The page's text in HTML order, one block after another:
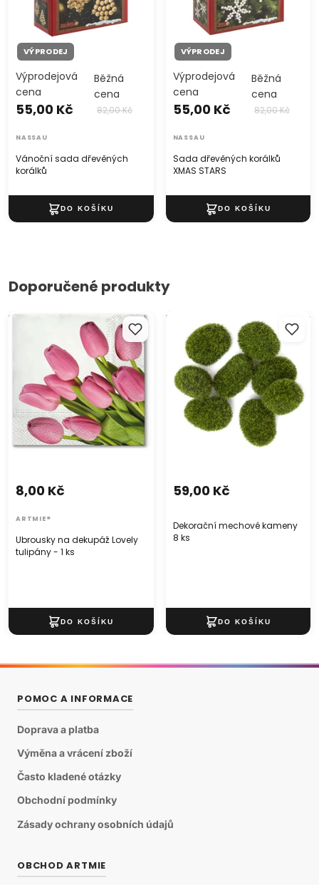
VÝPRODEJ
Vánoční sada dřevěných
korálků
Výprodejová
cena
55,00 Kč
Běžná
cena
82,00 Kč
NASSAU
VÝPRODEJ
Sada dřevěných korálků
XMAS STARS
Výprodejová
cena
55,00 Kč
Běžná
cena
82,00 Kč
NASSAU
Doporučené produkty
Ubrousky na dekupáž Lovely
Ubrousky na dekupáž Lovely
tulipány - 1 ks
8,00 Kč
ARTMIE®
Dekorační mechové kameny
Dekorační mechové kameny
8 ks
59,00 Kč
POMOC A INFORMACE
Doprava a platba
Výměna a vrácení zboží
Často kladené otázky
Obchodní podmínky
Zásady ochrany osobních údajů
OBCHOD ARTMIE